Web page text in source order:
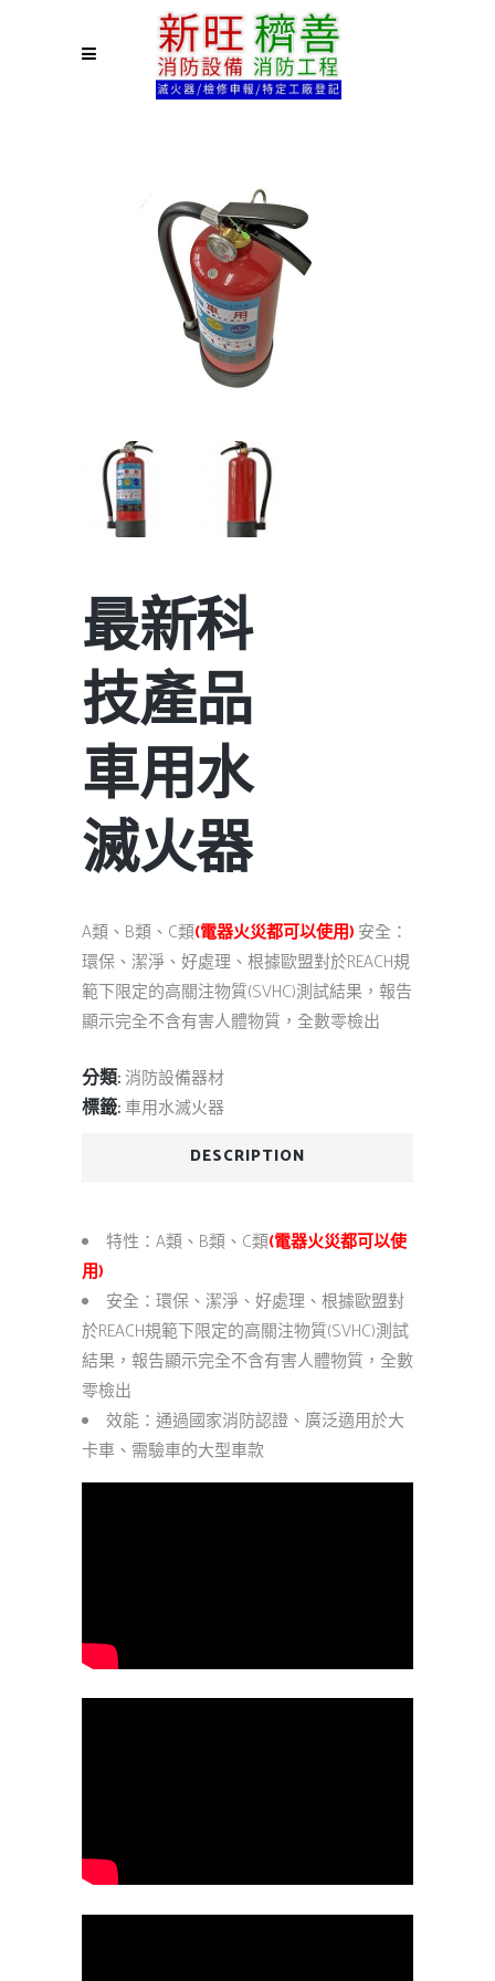
最新科
技產品
車用水
滅火器
A類、B類、C類(電器火災都可以使用) 安全：
環保、潔淨、好處理、根據歐盟對於REACH規
範下限定的高關注物質(SVHC)測試結果，報告
顯示完全不含有害人體物質，全數零檢出
分類: 消防設備器材
標籤:車用水滅火器
DESCRIPTION
特性：A類、B類、C類(電器火災都可以使
用)
安全：環保、潔淨、好處理、根據歐盟對
於REACH規範下限定的高關注物質(SVHC)測試
結果，報告顯示完全不含有害人體物質，全數
零檢出
效能：通過國家消防認證、廣泛適用於大
卡車、需驗車的大型車款